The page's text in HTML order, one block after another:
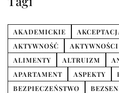
AKADEMICKIE
AKTYWNOŚĆ
ALIMENTY
ALTRUIZM
APARTAMENT
ASPEKTY
BEZPIECZEŃSTWO